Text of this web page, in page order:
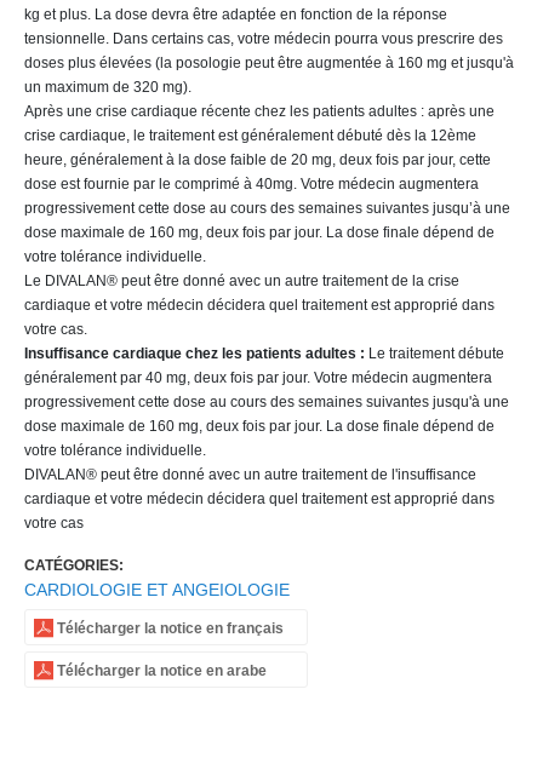
kg et plus. La dose devra être adaptée en fonction de la réponse
tensionnelle. Dans certains cas, votre médecin pourra vous prescrire des
doses plus élevées (la posologie peut être augmentée à 160 mg et jusqu'à
un maximum de 320 mg).
Après une crise cardiaque récente chez les patients adultes : après une
crise cardiaque, le traitement est généralement débuté dès la 12ème
heure, généralement à la dose faible de 20 mg, deux fois par jour, cette
dose est fournie par le comprimé à 40mg. Votre médecin augmentera
progressivement cette dose au cours des semaines suivantes jusqu’à une
dose maximale de 160 mg, deux fois par jour. La dose finale dépend de
votre tolérance individuelle.
Le DIVALAN® peut être donné avec un autre traitement de la crise
cardiaque et votre médecin décidera quel traitement est approprié dans
votre cas.
Insuffisance cardiaque chez les patients adultes : Le traitement débute
généralement par 40 mg, deux fois par jour. Votre médecin augmentera
progressivement cette dose au cours des semaines suivantes jusqu'à une
dose maximale de 160 mg, deux fois par jour. La dose finale dépend de
votre tolérance individuelle.
DIVALAN® peut être donné avec un autre traitement de l'insuffisance
cardiaque et votre médecin décidera quel traitement est approprié dans
votre cas
CATÉGORIES:
CARDIOLOGIE ET ANGEIOLOGIE
Télécharger la notice en français
Télécharger la notice en arabe